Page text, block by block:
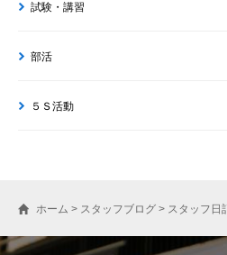
試験・講習
部活
５Ｓ活動
ホーム > スタッフブログ > スタッフ日